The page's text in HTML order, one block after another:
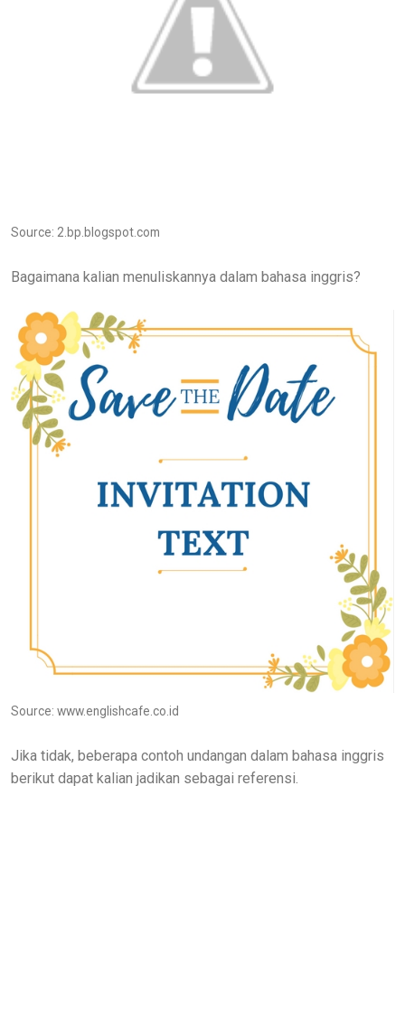
Source: 2.bp.blogspot.com
Bagaimana kalian menuliskannya dalam bahasa inggris?
Source: www.englishcafe.co.id
Jika tidak, beberapa contoh undangan dalam bahasa inggris
berikut dapat kalian jadikan sebagai referensi.